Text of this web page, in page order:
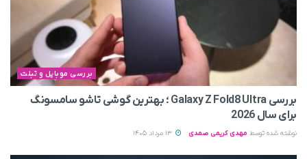
بررسی موبایل و تبلت
بررسی Galaxy Z Fold8 Ultra ؛ بهترین گوشی تاشو سامسونگ
برای سال 2026
نوشته شده توسط مهدی کریمی صمدی